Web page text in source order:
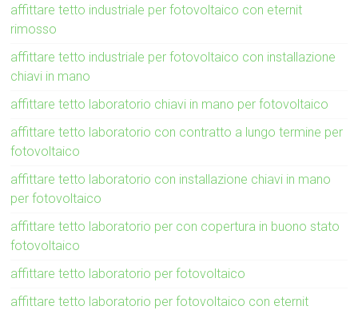
affittare tetto industriale per fotovoltaico con eternit
rimosso
affittare tetto industriale per fotovoltaico con installazione
chiavi in mano
affittare tetto laboratorio chiavi in mano per fotovoltaico
affittare tetto laboratorio con contratto a lungo termine per
fotovoltaico
affittare tetto laboratorio con installazione chiavi in mano
per fotovoltaico
affittare tetto laboratorio per con copertura in buono stato
fotovoltaico
affittare tetto laboratorio per fotovoltaico
affittare tetto laboratorio per fotovoltaico con eternit